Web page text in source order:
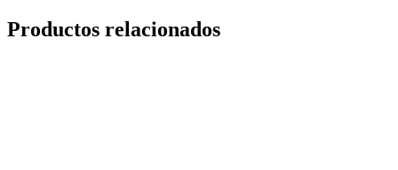
Productos relacionados